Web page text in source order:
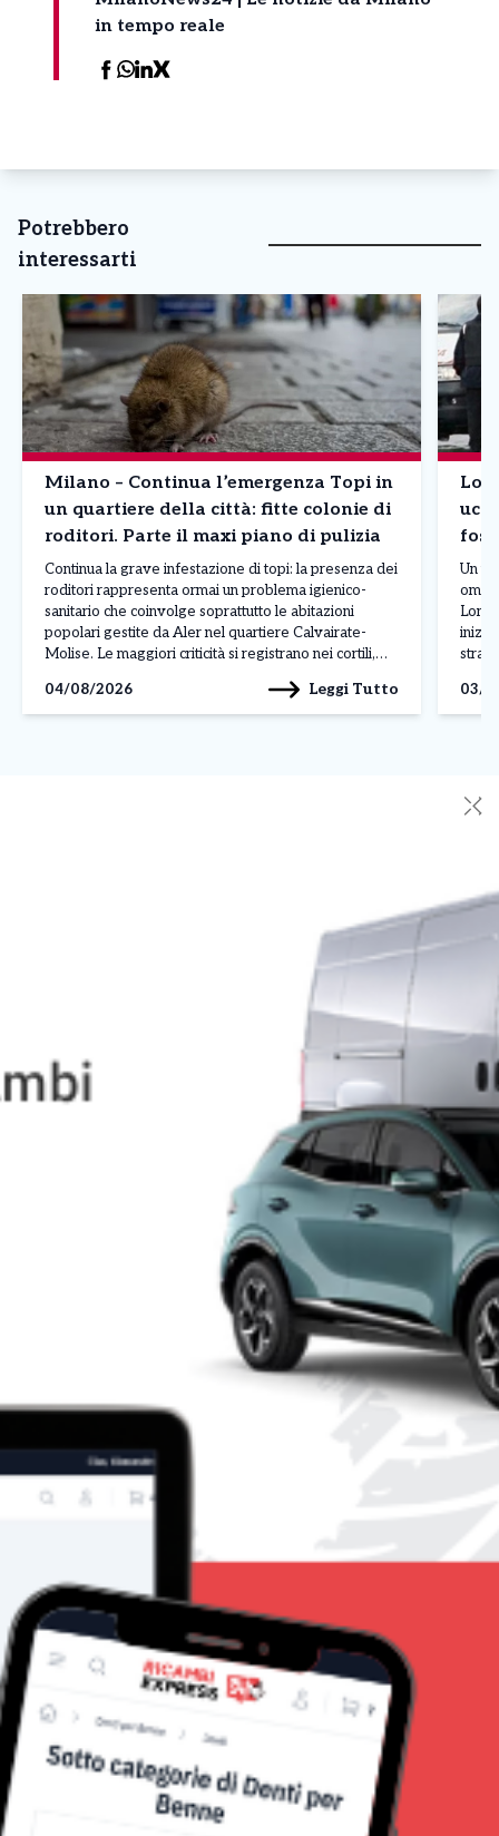
in tempo reale
Potrebbero
interessarti
Milano – Continua l’emergenza Topi in
un quartiere della città: fitte colonie di
roditori. Parte il maxi piano di pulizia
Continua la grave infestazione di topi: la presenza dei
roditori rappresenta ormai un problema igienico-
sanitario che coinvolge soprattutto le abitazioni
popolari gestite da Aler nel quartiere Calvairate-
Molise. Le maggiori criticità si registrano nei cortili,
aggiungono rifiuti abbandonati, insetti infestanti e
perfino danni alle infrastrutture, come […]
04/08/2026 Leggi Tutto
Un
[…]
03/
✕